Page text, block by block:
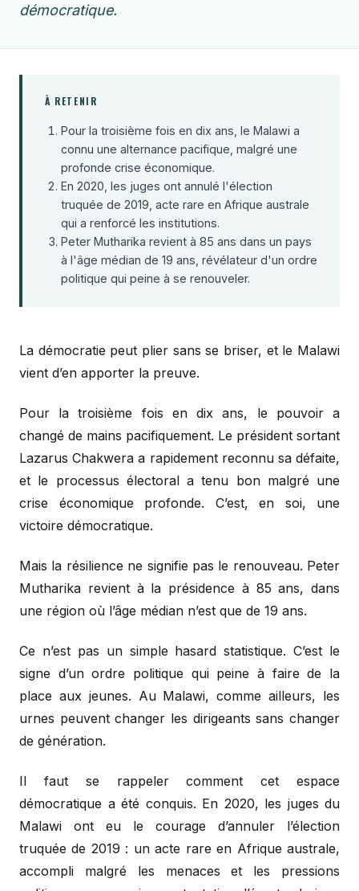
démocratique.
À RETENIR
Pour la troisième fois en dix ans, le Malawi a
connu une alternance pacifique, malgré une
profonde crise économique.
En 2020, les juges ont annulé l'élection
truquée de 2019, acte rare en Afrique australe
qui a renforcé les institutions.
Peter Mutharika revient à 85 ans dans un pays
à l'âge médian de 19 ans, révélateur d'un ordre
politique qui peine à se renouveler.
La démocratie peut plier sans se briser, et le Malawi
vient d’en apporter la preuve.
Pour la troisième fois en dix ans, le pouvoir a
changé de mains pacifiquement. Le président sortant
Lazarus Chakwera a rapidement reconnu sa défaite,
et le processus électoral a tenu bon malgré une
crise économique profonde. C’est, en soi, une
victoire démocratique.
Mais la résilience ne signifie pas le renouveau. Peter
Mutharika revient à la présidence à 85 ans, dans
une région où l’âge médian n’est que de 19 ans.
Ce n’est pas un simple hasard statistique. C’est le
signe d’un ordre politique qui peine à faire de la
place aux jeunes. Au Malawi, comme ailleurs, les
urnes peuvent changer les dirigeants sans changer
de génération.
Il faut se rappeler comment cet espace
démocratique a été conquis. En 2020, les juges du
Malawi ont eu le courage d’annuler l’élection
truquée de 2019 : un acte rare en Afrique australe,
accompli malgré les menaces et les pressions